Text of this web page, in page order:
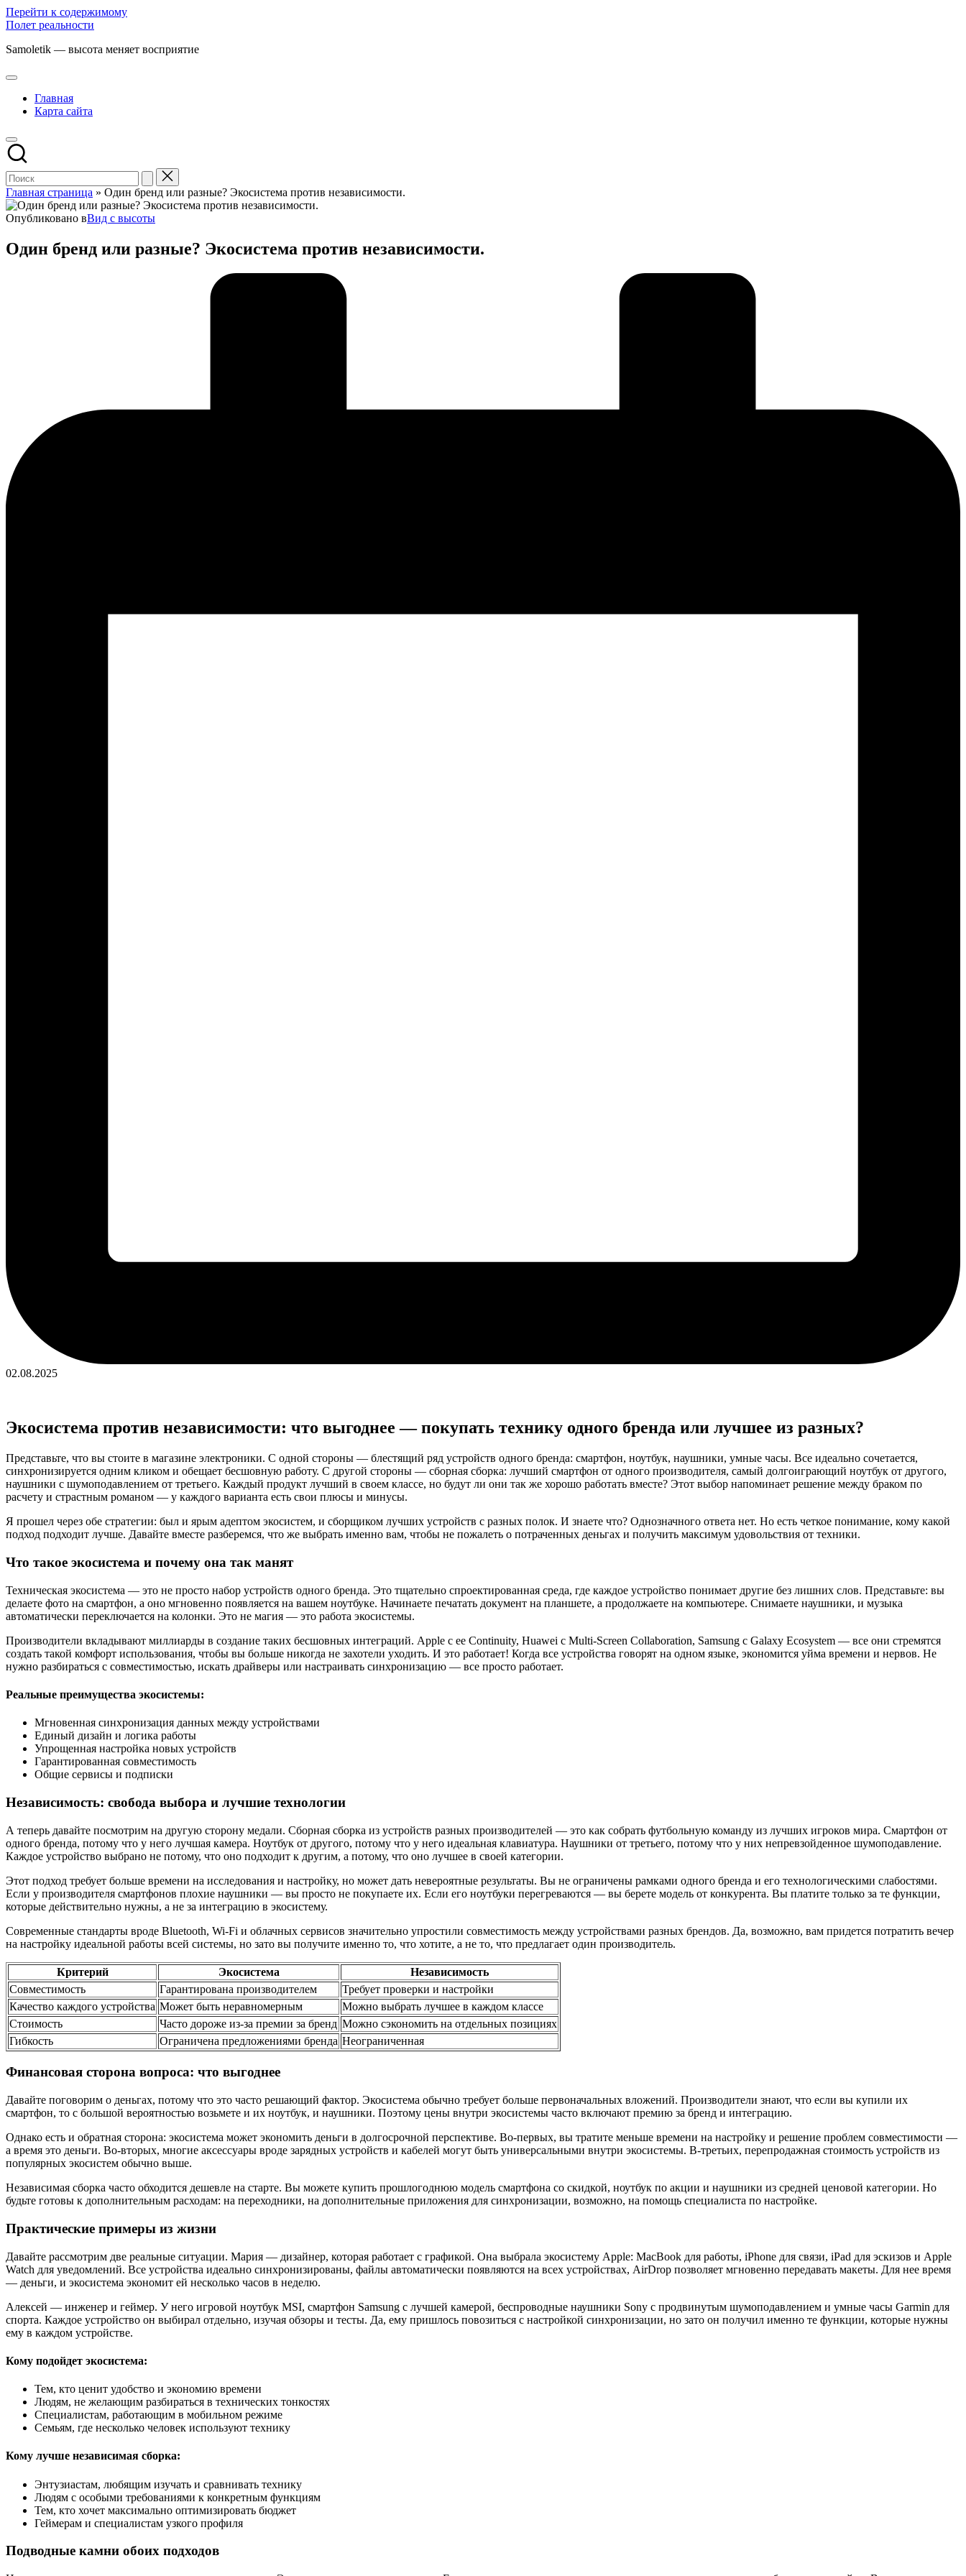
Перейти к содержимому
Полет реальности
Samoletik — высота меняет восприятие
Главная
Карта сайта
Главная страница » Один бренд или разные? Экосистема против независимости.
Опубликовано вВид с высоты
Один бренд или разные? Экосистема против независимости.
02.08.2025
Экосистема против независимости: что выгоднее — покупать технику одного бренда или лучшее из разных?
Представьте, что вы стоите в магазине электроники. С одной стороны — блестящий ряд устройств одного бренда: смартфон, ноутбук, наушники, умные часы. Все идеально сочетается,
синхронизируется одним кликом и обещает бесшовную работу. С другой стороны — сборная сборка: лучший смартфон от одного производителя, самый долгоиграющий ноутбук от другого,
наушники с шумоподавлением от третьего. Каждый продукт лучший в своем классе, но будут ли они так же хорошо работать вместе? Этот выбор напоминает решение между браком по
расчету и страстным романом — у каждого варианта есть свои плюсы и минусы.
Я прошел через обе стратегии: был и ярым адептом экосистем, и сборщиком лучших устройств с разных полок. И знаете что? Однозначного ответа нет. Но есть четкое понимание, кому какой
подход подходит лучше. Давайте вместе разберемся, что же выбрать именно вам, чтобы не пожалеть о потраченных деньгах и получить максимум удовольствия от техники.
Что такое экосистема и почему она так манят
Техническая экосистема — это не просто набор устройств одного бренда. Это тщательно спроектированная среда, где каждое устройство понимает другие без лишних слов. Представьте: вы
делаете фото на смартфон, а оно мгновенно появляется на вашем ноутбуке. Начинаете печатать документ на планшете, а продолжаете на компьютере. Снимаете наушники, и музыка
автоматически переключается на колонки. Это не магия — это работа экосистемы.
Производители вкладывают миллиарды в создание таких бесшовных интеграций. Apple с ее Continuity, Huawei с Multi-Screen Collaboration, Samsung с Galaxy Ecosystem — все они стремятся
создать такой комфорт использования, чтобы вы больше никогда не захотели уходить. И это работает! Когда все устройства говорят на одном языке, экономится уйма времени и нервов. Не
нужно разбираться с совместимостью, искать драйверы или настраивать синхронизацию — все просто работает.
Реальные преимущества экосистемы:
Мгновенная синхронизация данных между устройствами
Единый дизайн и логика работы
Упрощенная настройка новых устройств
Гарантированная совместимость
Общие сервисы и подписки
Независимость: свобода выбора и лучшие технологии
А теперь давайте посмотрим на другую сторону медали. Сборная сборка из устройств разных производителей — это как собрать футбольную команду из лучших игроков мира. Смартфон от
одного бренда, потому что у него лучшая камера. Ноутбук от другого, потому что у него идеальная клавиатура. Наушники от третьего, потому что у них непревзойденное шумоподавление.
Каждое устройство выбрано не потому, что оно подходит к другим, а потому, что оно лучшее в своей категории.
Этот подход требует больше времени на исследования и настройку, но может дать невероятные результаты. Вы не ограничены рамками одного бренда и его технологическими слабостями.
Если у производителя смартфонов плохие наушники — вы просто не покупаете их. Если его ноутбуки перегреваются — вы берете модель от конкурента. Вы платите только за те функции,
которые действительно нужны, а не за интеграцию в экосистему.
Современные стандарты вроде Bluetooth, Wi-Fi и облачных сервисов значительно упростили совместимость между устройствами разных брендов. Да, возможно, вам придется потратить вечер
на настройку идеальной работы всей системы, но зато вы получите именно то, что хотите, а не то, что предлагает один производитель.
Критерий Экосистема
Независимость
Совместимость
Гарантирована производителем
Требует проверки и настройки
Качество каждого устройства Может быть неравномерным
Можно выбрать лучшее в каждом классе
Стоимость
Часто дороже из-за премии за бренд Можно сэкономить на отдельных позициях
Гибкость
Ограничена предложениями бренда Неограниченная
Финансовая сторона вопроса: что выгоднее
Давайте поговорим о деньгах, потому что это часто решающий фактор. Экосистема обычно требует больше первоначальных вложений. Производители знают, что если вы купили их
смартфон, то с большой вероятностью возьмете и их ноутбук, и наушники. Поэтому цены внутри экосистемы часто включают премию за бренд и интеграцию.
Однако есть и обратная сторона: экосистема может экономить деньги в долгосрочной перспективе. Во-первых, вы тратите меньше времени на настройку и решение проблем совместимости —
а время это деньги. Во-вторых, многие аксессуары вроде зарядных устройств и кабелей могут быть универсальными внутри экосистемы. В-третьих, перепродажная стоимость устройств из
популярных экосистем обычно выше.
Независимая сборка часто обходится дешевле на старте. Вы можете купить прошлогоднюю модель смартфона со скидкой, ноутбук по акции и наушники из средней ценовой категории. Но
будьте готовы к дополнительным расходам: на переходники, на дополнительные приложения для синхронизации, возможно, на помощь специалиста по настройке.
Практические примеры из жизни
Давайте рассмотрим две реальные ситуации. Мария — дизайнер, которая работает с графикой. Она выбрала экосистему Apple: MacBook для работы, iPhone для связи, iPad для эскизов и Apple
Watch для уведомлений. Все устройства идеально синхронизированы, файлы автоматически появляются на всех устройствах, AirDrop позволяет мгновенно передавать макеты. Для нее время
— деньги, и экосистема экономит ей несколько часов в неделю.
Алексей — инженер и геймер. У него игровой ноутбук MSI, смартфон Samsung с лучшей камерой, беспроводные наушники Sony с продвинутым шумоподавлением и умные часы Garmin для
спорта. Каждое устройство он выбирал отдельно, изучая обзоры и тесты. Да, ему пришлось повозиться с настройкой синхронизации, но зато он получил именно те функции, которые нужны
ему в каждом устройстве.
Кому подойдет экосистема:
Тем, кто ценит удобство и экономию времени
Людям, не желающим разбираться в технических тонкостях
Специалистам, работающим в мобильном режиме
Семьям, где несколько человек используют технику
Кому лучше независимая сборка:
Энтузиастам, любящим изучать и сравнивать технику
Людям с особыми требованиями к конкретным функциям
Тем, кто хочет максимально оптимизировать бюджет
Геймерам и специалистам узкого профиля
Подводные камни обоих подходов